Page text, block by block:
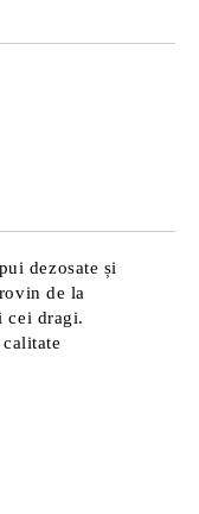
dezosate și
de la
cei dragi.